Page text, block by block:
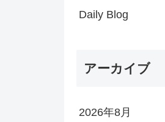
Daily Blog
アーカイブ
2026年8月